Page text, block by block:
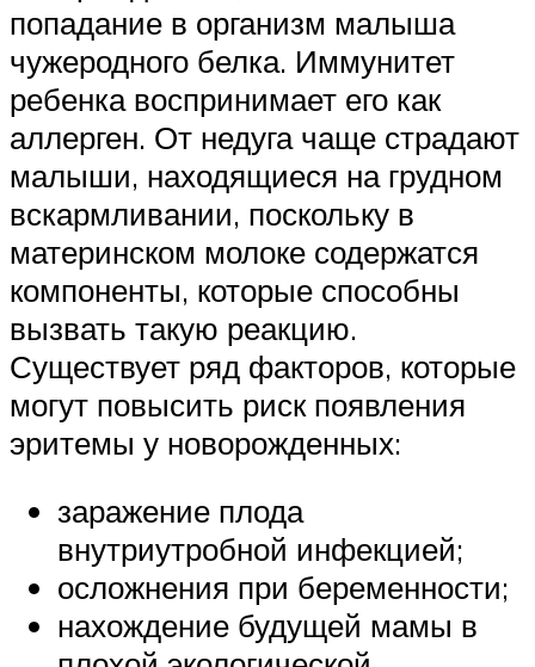
попадание в организм малыша
чужеродного белка. Иммунитет
ребенка воспринимает его как
аллерген. От недуга чаще страдают
малыши, находящиеся на грудном
вскармливании, поскольку в
материнском молоке содержатся
компоненты, которые способны
вызвать такую реакцию.
Существует ряд факторов, которые
могут повысить риск появления
эритемы у новорожденных:
заражение плода
внутриутробной инфекцией;
осложнения при беременности;
нахождение будущей мамы в